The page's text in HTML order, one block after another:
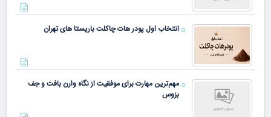
انتخاب اول پودر هات چاکلت باریستا های تهران
مهم‌ترین مهارت برای موفقیت از نگاه وارن بافت و جف
بزوس